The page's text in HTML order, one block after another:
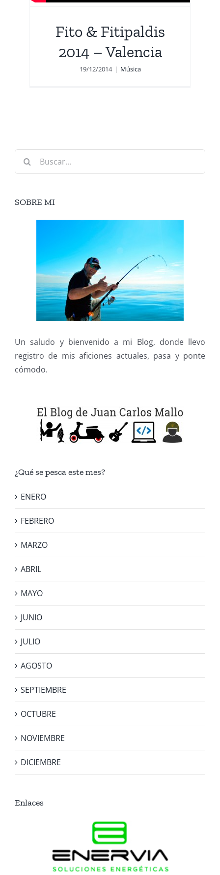
Fito & Fitipaldis
2014 – Valencia
19/12/2014 | Música
Buscar:
SOBRE MI
Un saludo y bienvenido a mi Blog, donde llevo
registro de mis aficiones actuales, pasa y ponte
cómodo.
¿Qué se pesca este mes?
ENERO
FEBRERO
MARZO
ABRIL
MAYO
JUNIO
JULIO
AGOSTO
SEPTIEMBRE
OCTUBRE
NOVIEMBRE
DICIEMBRE
Enlaces